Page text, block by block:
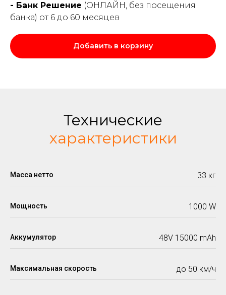
- Банк Решение (ОНЛАЙН, без посещения
банка) от 6 до 60 месяцев
Добавить в корзину
Технические
характеристики
Масса нетто 33 кг
Мощность 1000 W
Аккумулятор 48V 15000 mАh
Максимальная скорость до 50 км/ч